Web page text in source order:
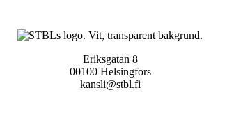
Eriksgatan 8
00100 Helsingfors
kansli@stbl.fi